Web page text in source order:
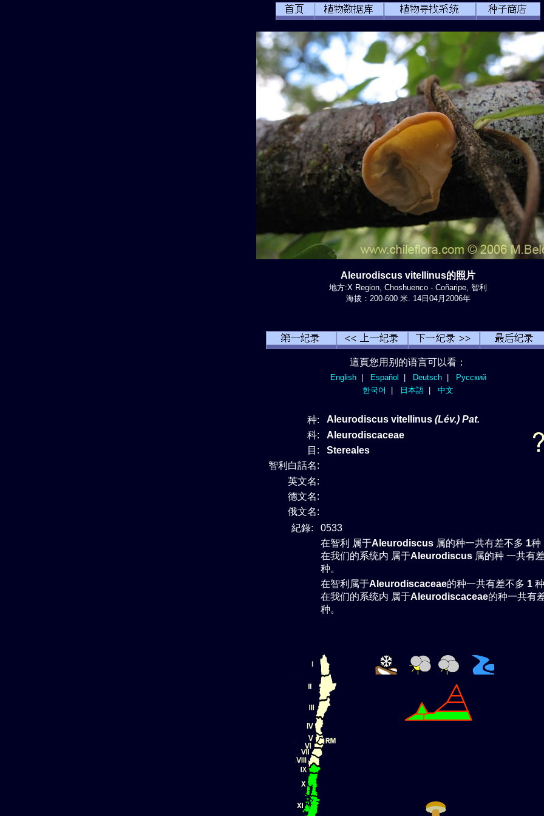
Aleurodiscus vitellinus的照片
地方:X Region, Choshuenco - Coñaripe, 智利
海拔：200-600 米. 14日04月2006年
這頁您用别的语言可以看：
English| Español Deutsch|
Русский
한국어
日本語 中文
种: Aleurodiscus vitellinus (Lév.) Pat.
科:
Aleurodiscaceae
目:
Stereales
智利白話名:
英文名:
德文名:
俄文名:
紀錄:
0533
在智利 属于Aleurodiscus 属的种一共有差不多 1种
在我们的系统内 属于Aleurodiscus 属的种 一共有
种。
在智利属于Aleurodiscaceae的种一共有差不多 1
在我们的系统内 属于Aleurodiscaceae的种一共有
种。